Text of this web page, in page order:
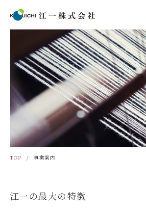
TOP 事業案内
江一の最大の特徴